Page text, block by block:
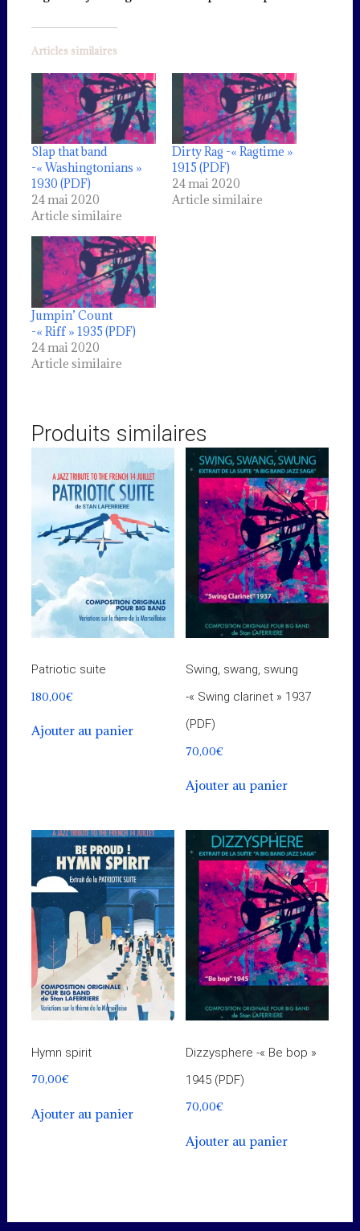
Articles similaires
Slap that band
-« Washingtonians »
1930 (PDF)
24 mai 2020
Article similaire
Dirty Rag -« Ragtime »
1915 (PDF)
24 mai 2020
Article similaire
Jumpin’ Count
-« Riff » 1935 (PDF)
24 mai 2020
Article similaire
Produits similaires
Patriotic suite
180,00€
Ajouter au panier
Swing, swang, swung
-« Swing clarinet » 1937
(PDF)
70,00€
Ajouter au panier
Hymn spirit
70,00€
Ajouter au panier
Dizzysphere -« Be bop »
1945 (PDF)
70,00€
Ajouter au panier